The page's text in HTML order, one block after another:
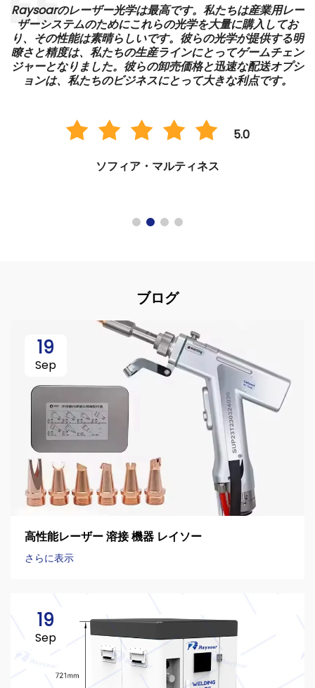
Raysoarのレーザー光学は最高です。私たちは産業用レー
ザーシステムのためにこれらの光学を大量に購入してお
り、その性能は素晴らしいです。彼らの光学が提供する明
瞭さと精度は、私たちの生産ラインにとってゲームチェン
ジャーとなりました。彼らの卸売価格と迅速な配送オプシ
ョンは、私たちのビジネスにとって大きな利点です。
5.0
ソフィア・マルティネス
ブログ
19
Sep
高性能レーザー 溶接 機器 レイソー
さらに表示
19
Sep